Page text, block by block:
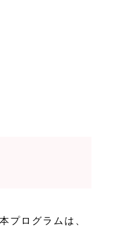
プログラムは、